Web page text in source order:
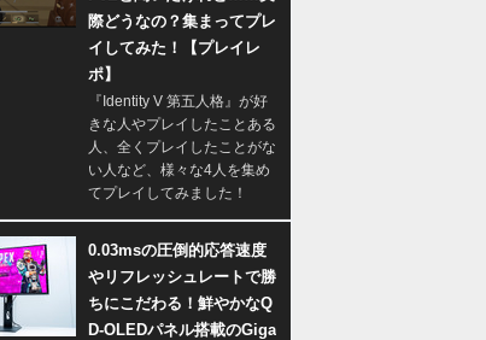
際どうなの？集まってプレ
イしてみた！【プレイレ
ポ】
『Identity V 第五人格』が好
きな人やプレイしたことある
人、全くプレイしたことがな
い人など、様々な4人を集め
てプレイしてみました！
0.03msの圧倒的応答速度
やリフレッシュレートで勝
ちにこだわる！鮮やかなQ
D-OLEDパネル搭載のGiga